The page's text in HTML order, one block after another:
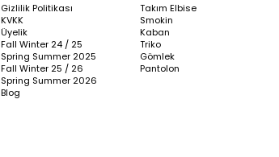
Gizlilik Politikası
KVKK
Üyelik
Fall Winter 24 / 25
Spring Summer 2025
Fall Winter 25 / 26
Spring Summer 2026
Blog
Takım Elbise
Smokin
Kaban
Triko
Gömlek
Pantolon